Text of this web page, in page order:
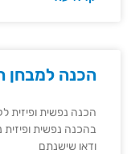
הכנה
הכנה נפשית
בהכנה נפשית ופיזית
ודאו שישנתם